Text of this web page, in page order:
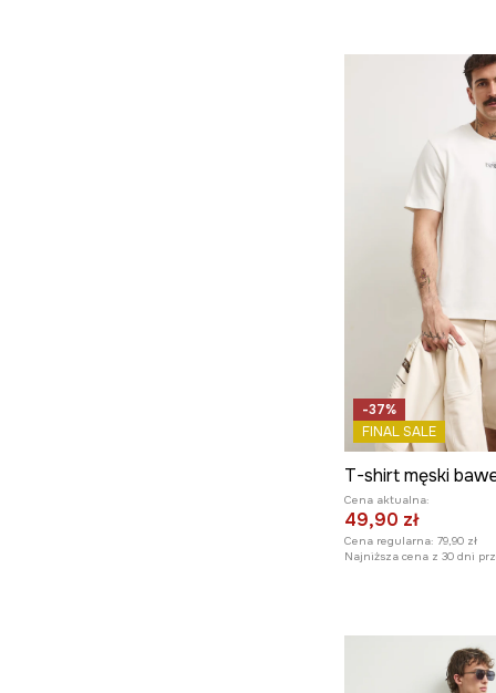
-37%
FINAL SALE
Cena aktualna:
49,90 zł
Cena regularna: 79,90 zł
Najniższa cena z 30 dni